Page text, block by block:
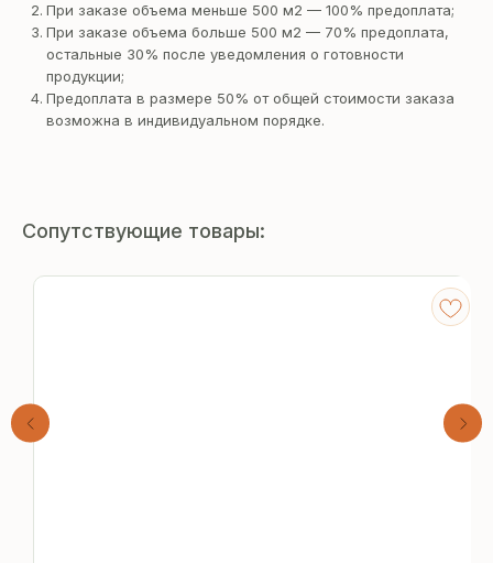
При заказе объема меньше 500 м2 — 100% предоплата;
При заказе объема больше 500 м2 — 70% предоплата,
остальные 30% после уведомления о готовности
продукции;
Предоплата в размере 50% от общей стоимости заказа
возможна в индивидуальном порядке.
Сопутствующие товары: